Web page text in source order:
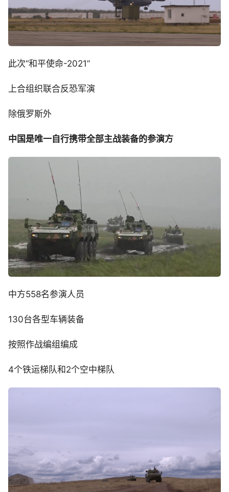
此次“和平使命-2021”
上合组织联合反恐军演
除俄罗斯外
中国是唯一 自行携带全部主战装备的参演方
中方558名参演人员
130台各型车辆装备
按照作战编组编成
4个铁运梯队和2个空中梯队